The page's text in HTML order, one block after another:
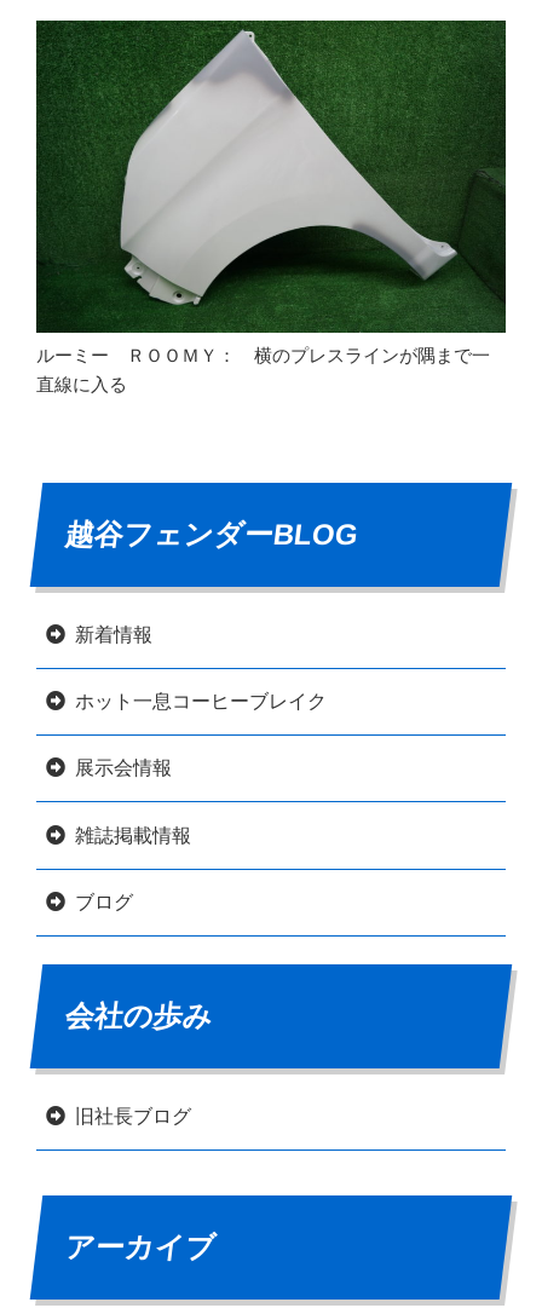
ルーミー ＲＯＯＭＹ： 横のプレスラインが隅まで一
直線に入る
越谷フェンダーBLOG
新着情報
ホット一息コーヒーブレイク
展示会情報
雑誌掲載情報
ブログ
会社の歩み
旧社長ブログ
アーカイブ